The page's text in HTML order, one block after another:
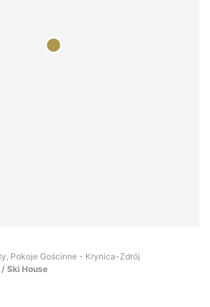
Pokoje Gościnne - Krynica-Zdrój
Ski House